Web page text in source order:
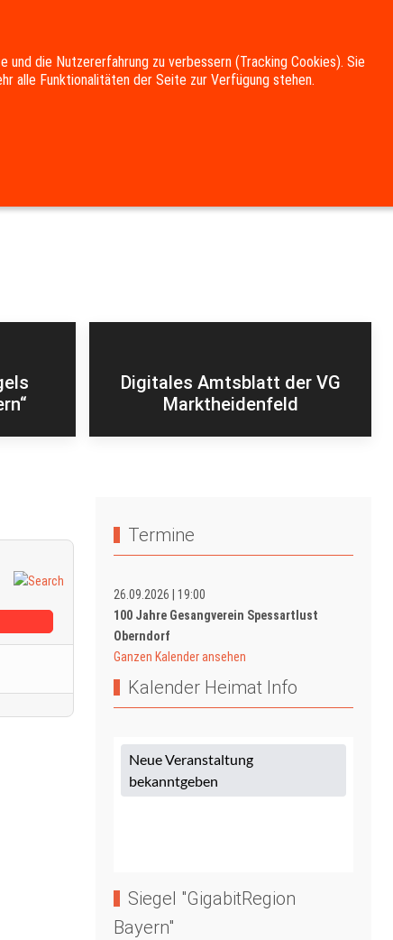
KULTUR & FREIZEIT DOWNLOADS
Digitales Amtsblatt der VG
Marktheidenfeld
Termine
26.09.2026
19:00
100 Jahre Gesangverein Spessartlust
Oberndorf
Ganzen Kalender ansehen
Kalender Heimat Info
Siegel "GigabitRegion
Bayern"
und die Nutzererfahrung zu verbessern (Tracking Cookies). Sie
alle Funktionalitäten der Seite zur Verfügung stehen.